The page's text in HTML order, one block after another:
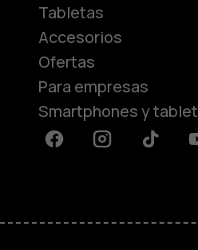
Tabletas
Accesorios
Ofertas
Para empresas
Smartphones y
FacebookInstagramTiktok